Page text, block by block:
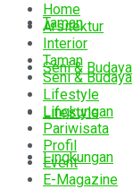
Taman
Seni & Budaya
Lifestyle
Lingkungan
Home
Arsitektur
Interior
Taman
Seni & Budaya
Lifestyle
Lingkungan
Pariwisata
Profil
Event
E-Magazine